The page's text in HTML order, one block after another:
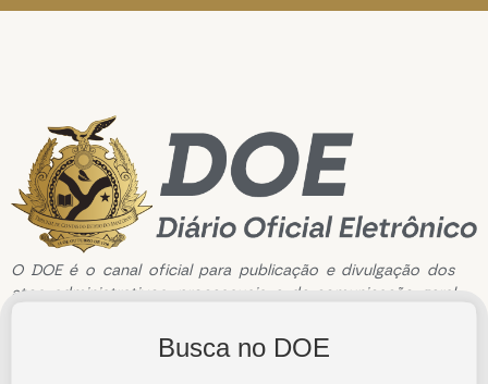
O DOE é o canal oficial para publicação e divulgação dos
atos administrativos, processuais e de comunicação geral
Busca no DOE